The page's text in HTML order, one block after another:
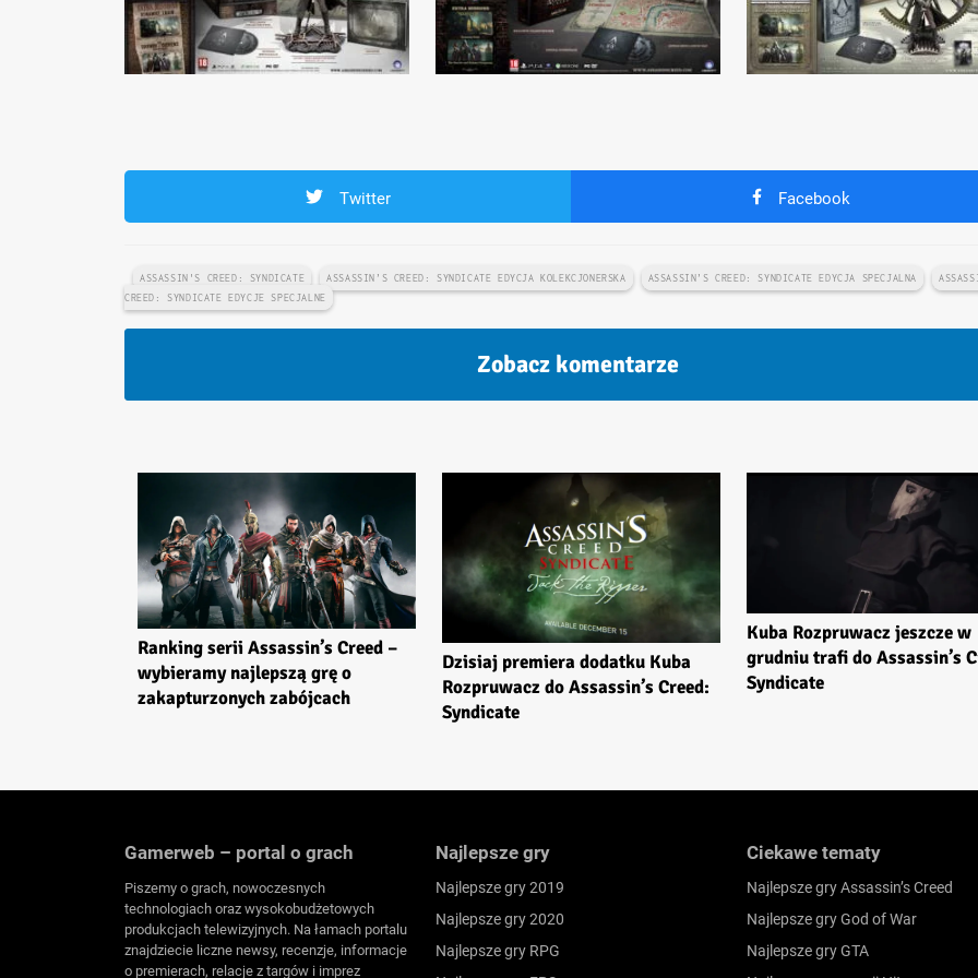
Twitter Facebook
ASSASSIN'S CREED: SYNDICATE ASSASSIN’S CREED: SYNDICATE EDYCJA KOLEKCJONERSKA ASSASSIN’S CREED: SYNDICATE EDYCJA SPECJALNA
CREED: SYNDICATE EDYCJE SPECJALNE
Zobacz komentarze
Ranking serii Assassin’s Creed –
wybieramy najlepszą grę o
zakapturzonych zabójcach
Dzisiaj premiera dodatku Kuba
Rozpruwacz do Assassin’s Creed:
Syndicate
Kuba Rozpruwacz jeszcze w
grudniu trafi do Assassin’s
Syndicate
Gamerweb – portal o grach
Piszemy o grach, nowoczesnych
technologiach oraz wysokobudżetowych
produkcjach telewizyjnych. Na łamach portalu
znajdziecie liczne newsy, recenzje, informacje
o premierach, relacje z targów i imprez
Najlepsze gry
Najlepsze gry 2019
Najlepsze gry 2020
Najlepsze gry RPG
Ciekawe tematy
Najlepsze gry Assassin’s Creed
Najlepsze gry God of War
Najlepsze gry GTA